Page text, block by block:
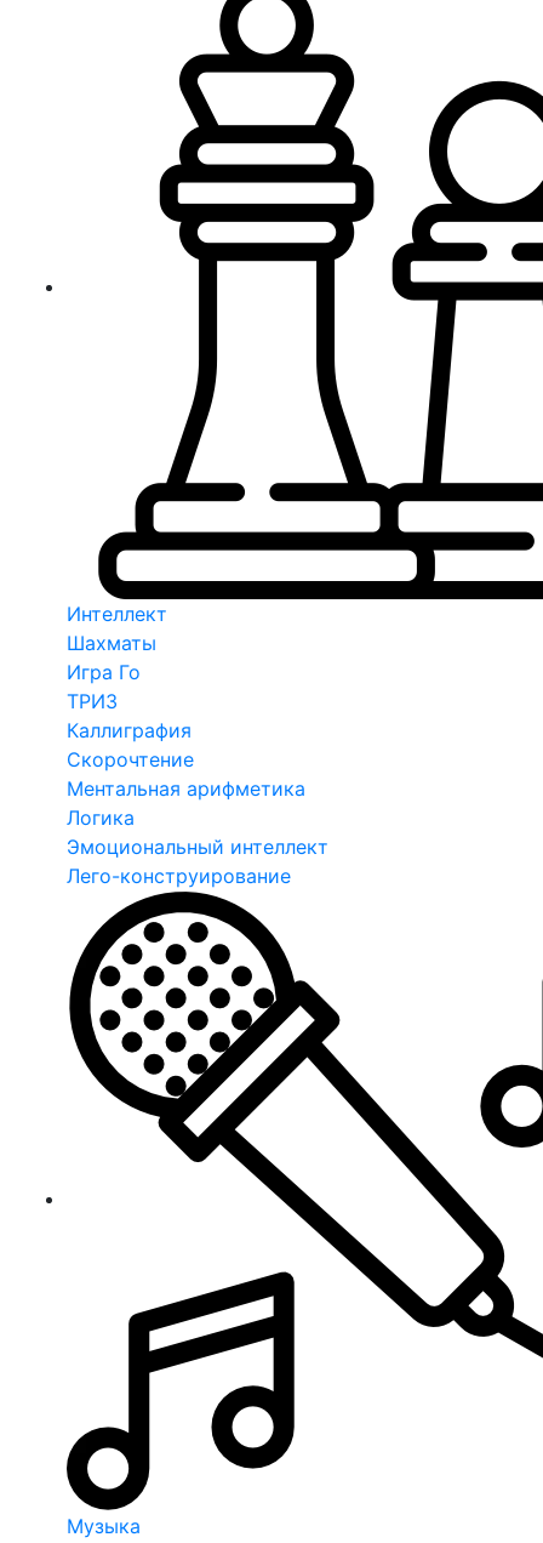
Интеллект
Шахматы
Игра Го
ТРИЗ
Каллиграфия
Скорочтение
Ментальная арифметика
Логика
Эмоциональный интеллект
Лего-конструирование
Музыка